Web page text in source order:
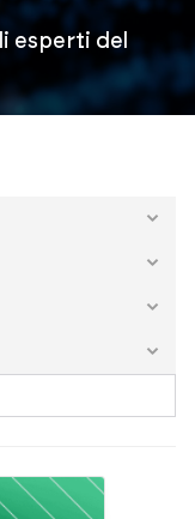
esperti del